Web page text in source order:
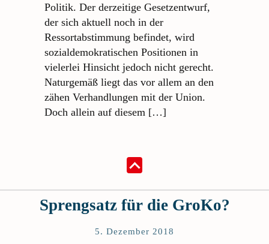
Politik. Der derzeitige Gesetzentwurf,
der sich aktuell noch in der
Ressortabstimmung befindet, wird
sozialdemokratischen Positionen in
vielerlei Hinsicht jedoch nicht gerecht.
Naturgemäß liegt das vor allem an den
zähen Verhandlungen mit der Union.
Doch allein auf diesem […]
Sprengsatz für die GroKo?
5. Dezember 2018